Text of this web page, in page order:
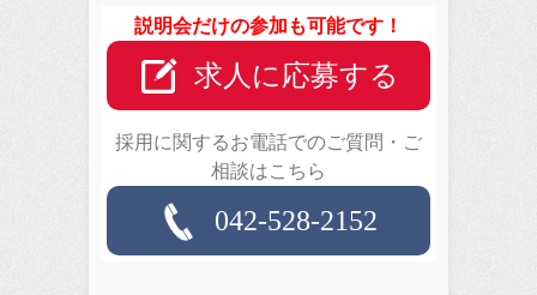
説明会だけの参加も可能です！
求人に応募する
採用に関するお電話でのご質問・ご
相談はこちら
042-528-2152